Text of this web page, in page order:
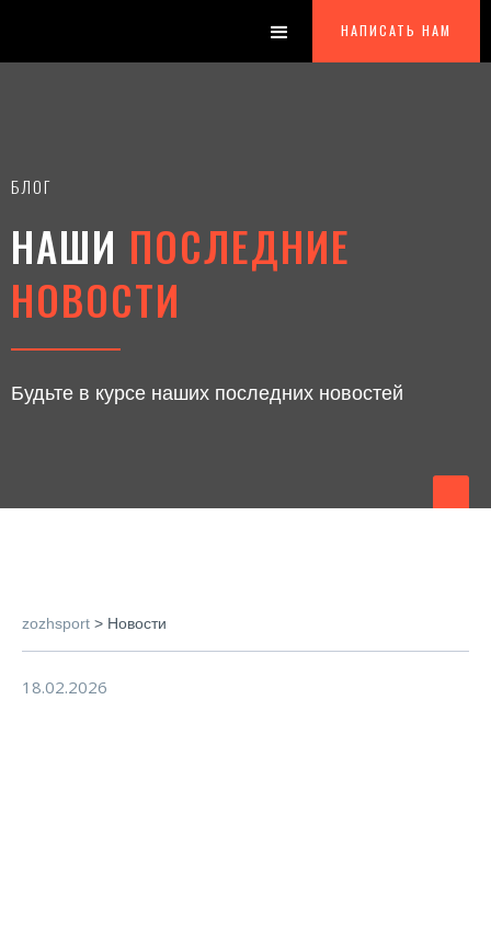
НАПИСАТЬ НАМ
БЛОГ
НАШИ ПОСЛЕДНИЕ
НОВОСТИ
Будьте в курсе наших последних новостей
zozhsport > Новости
18.02.2026